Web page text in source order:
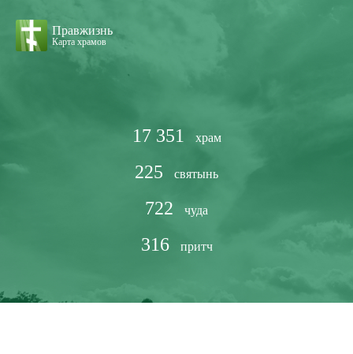
Правжизнь
Карта храмов
17 351 храм
225 святынь
722 чуда
316 притч